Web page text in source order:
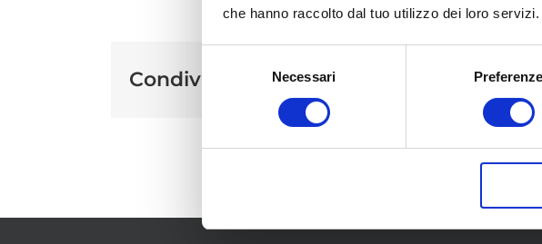
che hanno raccolto dal tuo utilizzo dei loro servizi.
Necessari Preferenze
Condividi sui social